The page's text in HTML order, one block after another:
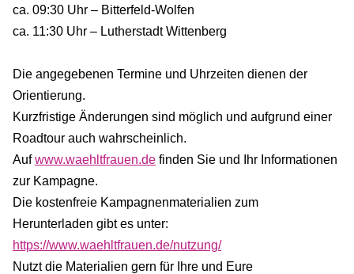
ca. 09:30 Uhr – Bitterfeld-Wolfen
ca. 11:30 Uhr – Lutherstadt Wittenberg
Die angegebenen Termine und Uhrzeiten dienen der
Orientierung.
Kurzfristige Änderungen sind möglich und aufgrund einer
Roadtour auch wahrscheinlich.
Aufwww.waehltfrauen.de finden Sie und Ihr Informationen
zur Kampagne.
Die kostenfreie Kampagnenmaterialien zum
Herunterladen gibt es unter:
https://www.waehltfrauen.de/nutzung/
Nutzt die Materialien gern für Ihre und Eure